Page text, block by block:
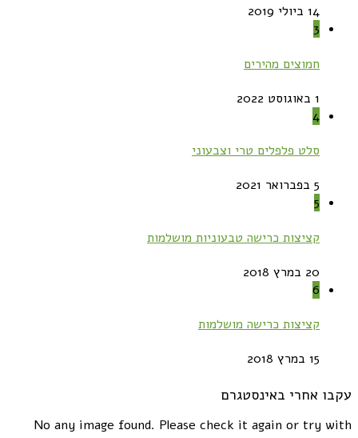
14 ביולי 2019
3
חמוצים מהירים
1 באוגוסט 2022
4
סלט פלפלים טרי וצבעוני
5 בפברואר 2021
5
קציצות כרישה טבעוניות מושלמות
20 במרץ 2018
6
קציצות כרישה מושלמות
15 במרץ 2018
עקבו אחרי באינסטגרם
No any image found. Please check it again or try with